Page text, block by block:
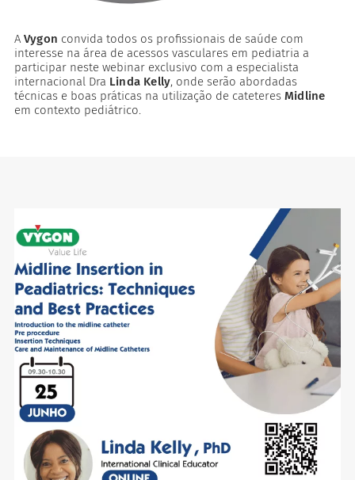
A Vygon convida todos os profissionais de saúde com
interesse na área de acessos vasculares em pediatria a
participar neste webinar exclusivo com a especialista
internacional Dra Linda Kelly, onde serão abordadas
técnicas e boas práticas na utilização de cateteres Midline
em contexto pediátrico.